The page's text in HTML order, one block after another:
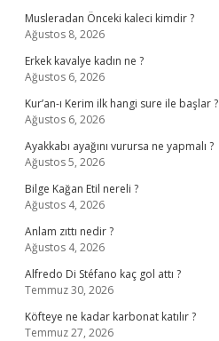
Musleradan Önceki kaleci kimdir ?
Ağustos 8, 2026
Erkek kavalye kadın ne ?
Ağustos 6, 2026
Kur’an-ı Kerim ilk hangi sure ile başlar ?
Ağustos 6, 2026
Ayakkabı ayağını vurursa ne yapmalı ?
Ağustos 5, 2026
Bilge Kağan Etil nereli ?
Ağustos 4, 2026
Anlam zıttı nedir ?
Ağustos 4, 2026
Alfredo Di Stéfano kaç gol attı ?
Temmuz 30, 2026
Köfteye ne kadar karbonat katılır ?
Temmuz 27, 2026